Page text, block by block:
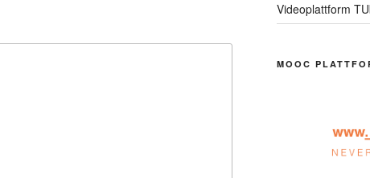
Videoplattform
MOOC